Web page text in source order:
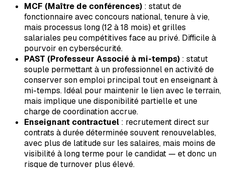
MCF (Maître de conférences) : statut de
fonctionnaire avec concours national, tenure à vie,
mais processus long (12 à 18 mois) et grilles
salariales peu compétitives face au privé. Difficile à
pourvoir en cybersécurité.
PAST (Professeur Associé à mi-temps) : statut
souple permettant à un professionnel en activité de
conserver son emploi principal tout en enseignant à
mi-temps. Idéal pour maintenir le lien avec le terrain,
mais implique une disponibilité partielle et une
charge de coordination accrue.
Enseignant contractuel : recrutement direct sur
contrats à durée déterminée souvent renouvelables,
avec plus de latitude sur les salaires, mais moins de
visibilité à long terme pour le candidat — et donc un
risque de turnover plus élevé.